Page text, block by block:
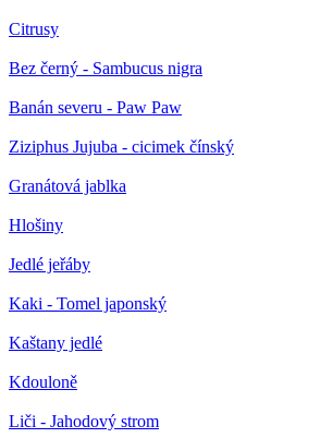
Citrusy
Bez černý - Sambucus nigra
Banán severu - Paw Paw
Ziziphus Jujuba - cicimek čínský
Granátová jablka
Hlošiny
Jedlé jeřáby
Kaki - Tomel japonský
Kaštany jedlé
Kdouloně
Liči - Jahodový strom